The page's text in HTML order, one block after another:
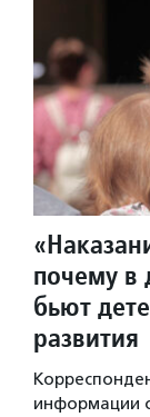
почему в
бьют
развития
информации